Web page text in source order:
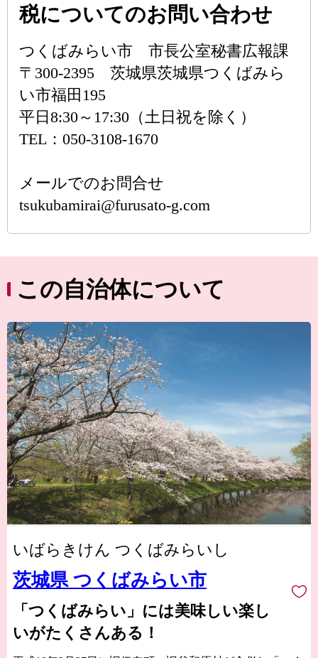
税についてのお問い合わせ
つくばみらい市 市長公室秘書広報課
〒300-2395 茨城県茨城県つくばみら
い市福田195
平日8:30～17:30（土日祝を除く）
TEL：050-3108-1670
メールでのお問合せ
tsukubamirai@furusato-g.com
この自治体について
いばらきけん つくばみらいし
茨城県 つくばみらい市
「つくばみらい」には美味しい楽し
いがたくさんある！